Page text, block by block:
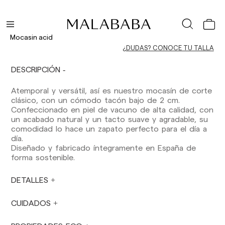
Mocasin acid
¿DUDAS? CONOCE TU TALLA
DESCRIPCIÓN
Atemporal y versátil, así es nuestro mocasín de corte
clásico, con un cómodo tacón bajo de 2 cm.
Confeccionado en piel de vacuno de alta calidad, con
un acabado natural y un tacto suave y agradable, su
comodidad lo hace un zapato perfecto para el día a
día.
Diseñado y fabricado íntegramente en España de
forma sostenible.
DETALLES
CUIDADOS
España (península): 1-3 días laborables.
Excepto pre-orders.
Baleares: 2-5 días laborables. Excepto pre-
Canarias, Ceuta y Melilla: 7-10 días laborables.
Envíos a Europa: 3-5 días laborables. Excepto
pre-orders.
Envíos a USA: 5-7 días laborables
Envíos fuera de la Comunidad Europea: 10-13
días laborables. Excepto pre-orders. Por favor,
ten en cuenta que, si estás fuera de la Unión
cargo de los impuestos de aduanas locales.
que el pago ha sido confirmado y en el